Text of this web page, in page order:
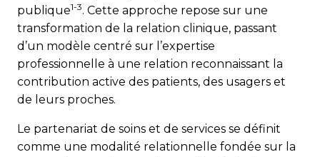
publique1-3. Cette approche repose sur une
transformation de la relation clinique, passant
d’un modèle centré sur l’expertise
professionnelle à une relation reconnaissant la
contribution active des patients, des usagers et
de leurs proches.
Le partenariat de soins et de services se définit
comme une modalité relationnelle fondée sur la